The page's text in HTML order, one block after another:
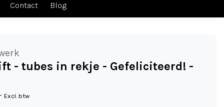
Contact Blog
- tubes in rekje - Gefeliciteerd! -
Excl. btw